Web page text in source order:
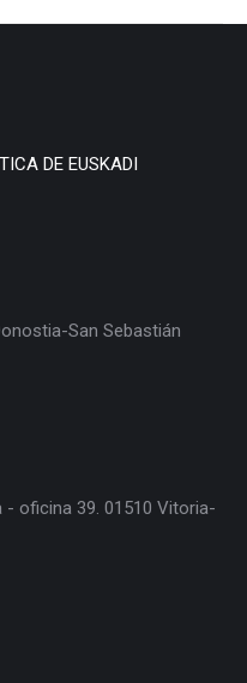
DE EUSKADI
San Sebastián
- oficina 39. 01510 Vitoria-